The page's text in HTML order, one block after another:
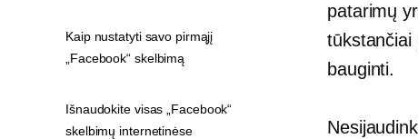
patarimų
tūkstančiai
bauginti.
Kaip nustatyti savo pirmąjį
„Facebook“ skelbimą
Išnaudokite visas „Facebook“
skelbimų internetinėse